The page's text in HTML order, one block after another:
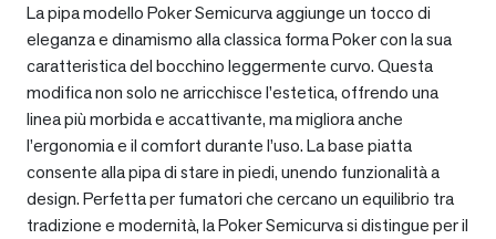
La pipa modello Poker Semicurva aggiunge un tocco di
eleganza e dinamismo alla classica forma Poker con la sua
caratteristica del bocchino leggermente curvo. Questa
modifica non solo ne arricchisce l’estetica, offrendo una
linea più morbida e accattivante, ma migliora anche
l’ergonomia e il comfort durante l’uso. La base piatta
consente alla pipa di stare in piedi, unendo funzionalità a
design. Perfetta per fumatori che cercano un equilibrio tra
tradizione e modernità, la Poker Semicurva si distingue per il